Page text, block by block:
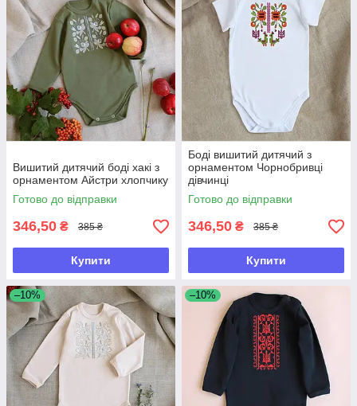
Вишитий дитячий боді хакі з
орнаментом Айстри хлопчику
Готово до відправки
346,50 ₴ 385 ₴
Купити
Боді вишитий дитячий з
орнаментом Чорнобривці
дівчинці
Готово до відправки
346,50 ₴ 385 ₴
Купити
–10% –10%